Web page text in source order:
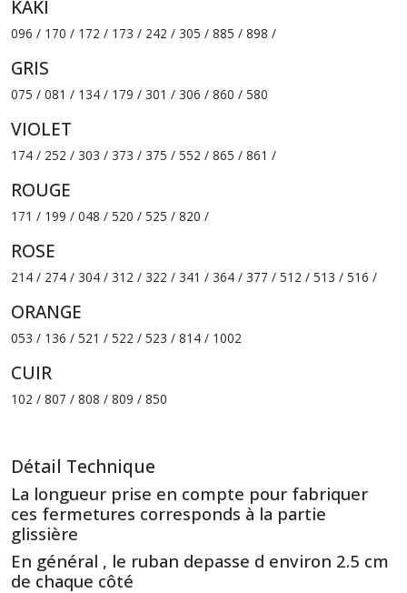
KAKI
096 / 170 / 172 / 173 / 242 / 305 / 885 / 898 /
GRIS
075 / 081 / 134 / 179 / 301 / 306 / 860 / 580
VIOLET
174 / 252 / 303 / 373 / 375 / 552 / 865 / 861 /
ROUGE
171 / 199 / 048 / 520 / 525 / 820 /
ROSE
214 / 274 / 304 / 312 / 322 / 341 / 364 / 377 / 512 / 513 / 516 /
ORANGE
053 / 136 / 521 / 522 / 523 / 814 / 1002
CUIR
102 / 807 / 808 / 809 / 850
Détail Technique
La longueur prise en compte pour fabriquer
ces fermetures corresponds à la partie
glissière
En général , le ruban depasse d environ 2.5 cm
de chaque côté